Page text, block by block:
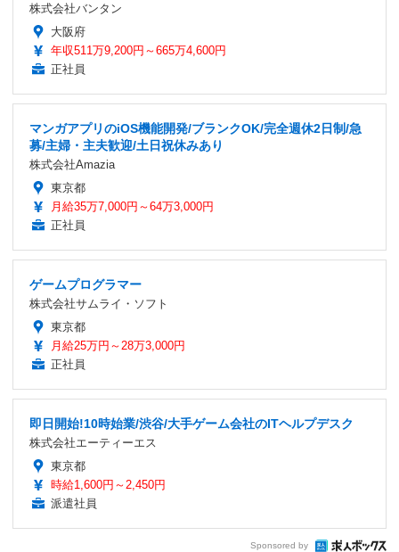
株式会社バンタン
大阪府
年収511万9,200円～665万4,600円
正社員
マンガアプリのiOS機能開発/ブランクOK/完全週休2日制/急
募/主婦・主夫歓迎/土日祝休みあり
株式会社Amazia
東京都
月給35万7,000円～64万3,000円
正社員
ゲームプログラマー
株式会社サムライ・ソフト
東京都
月給25万円～28万3,000円
正社員
即日開始!10時始業/渋谷/大手ゲーム会社のITヘルプデスク
株式会社エーティーエス
東京都
時給1,600円～2,450円
派遣社員
Sponsored by